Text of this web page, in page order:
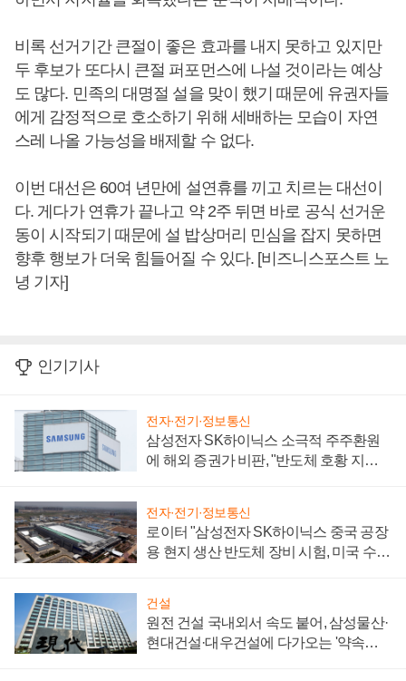
비록 선거기간 큰절이 좋은 효과를 내지 못하고 있지만
두 후보가 또다시 큰절 퍼포먼스에 나설 것이라는 예상
도 많다. 민족의 대명절 설을 맞이 했기 때문에 유권자들
에게 감정적으로 호소하기 위해 세배하는 모습이 자연
스레 나올 가능성을 배제할 수 없다.
이번 대선은 60여 년만에 설연휴를 끼고 치르는 대선이
다. 게다가 연휴가 끝나고 약 2주 뒤면 바로 공식 선거운
동이 시작되기 때문에 설 밥상머리 민심을 잡지 못하면
향후 행보가 더욱 힘들어질 수 있다. [비즈니스포스트 노
녕 기자]
인기기사
전자·전기·정보통신
삼성전자 SK하이닉스 소극적 주주환원
에 해외 증권가 비판, "반도체 호황 지속
전자·전기·정보통신
로이터 "삼성전자 SK하이닉스 중국 공장
용 현지 생산 반도체 장비 시험, 미국 수출
건설
원전 건설 국내외서 속도 붙어, 삼성물산·
현대건설·대우건설에 다가오는 '약속의